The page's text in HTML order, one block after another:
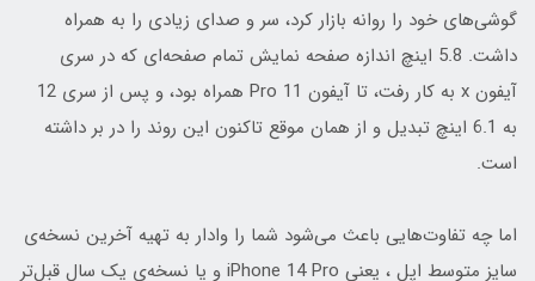
گوشی‌های خود را روانه بازار کرد، سر و صدای زیادی را به همراه
داشت. 5.8 اینچ اندازه صفحه نمایش تمام صفحه‌ای که در سری
آیفون x به کار رفت، تا آیفون 11 Pro همراه بود، و پس از سری 12
به 6.1 اینچ تبدیل و از همان موقع تاکنون این روند را در بر داشته
است.
اما چه تفاوت‌هایی باعث می‌شود شما را وادار به تهیه آخرین نسخه‌ی
سایز متوسط اپل ، یعنی iPhone 14 Pro و یا نسخه‌ی یک سال قبل‌تر